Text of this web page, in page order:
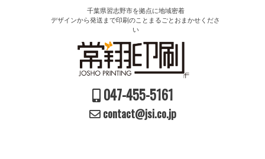
千葉県習志野市を拠点に地域密着
デザインから発送まで印刷のことまるごとおまかせくださ
い
047-455-5161
contact@jsi.co.jp